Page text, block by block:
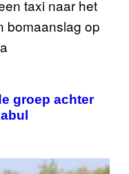
groep achter